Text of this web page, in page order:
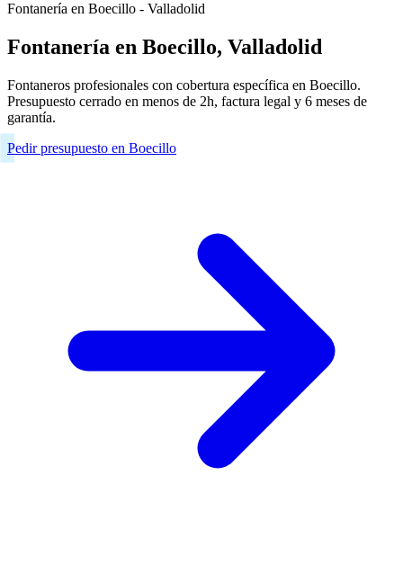
Fontanería en Boecillo - Valladolid
Fontanería en Boecillo, Valladolid
Fontaneros profesionales con cobertura específica en Boecillo.
Presupuesto cerrado en menos de 2h, factura legal y 6 meses de
garantía.
Pedir presupuesto en Boecillo